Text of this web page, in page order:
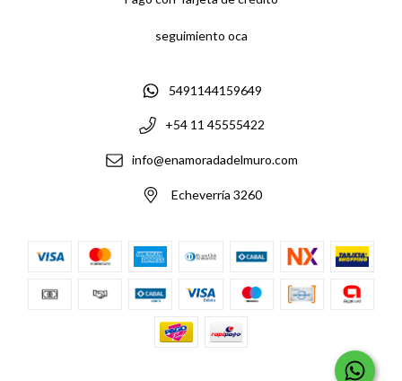
seguimiento oca
5491144159649
+54 11 45555422
info@enamoradadelmuro.com
Echeverría 3260